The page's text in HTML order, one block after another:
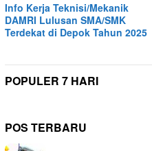
Info Kerja Teknisi/Mekanik
DAMRI Lulusan SMA/SMK
Terdekat di Depok Tahun 2025
POPULER 7 HARI
POS TERBARU